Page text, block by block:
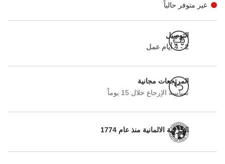
غير متوفر حالياً
التوصيل
2 - 4 أيام عمل
المرتجعات مجانية
سياسة الإرجاع خلال 15 يوماً
الحرفية الالمانية منذ عام 1774